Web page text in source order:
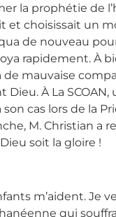
la prophétie de
et choisissait un
de nouveau
rapidement. À
de mauvaise
À La SCOAN,
cas lors de la
M. Christian a
soit la gloire !
m’aident. Je
qui